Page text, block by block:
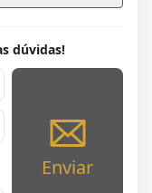
dúvidas!
Enviar